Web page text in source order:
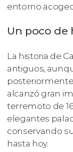
entorno
Un poco de
La historia de
antiguos,
alcanzó gran
terremoto de
elegantes
conservando
hasta hoy.